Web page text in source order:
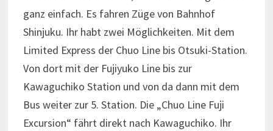
ganz einfach. Es fahren Züge von Bahnhof
Shinjuku. Ihr habt zwei Möglichkeiten. Mit dem
Limited Express der Chuo Line bis Otsuki-Station.
Von dort mit der Fujiyuko Line bis zur
Kawaguchiko Station und von da dann mit dem
Bus weiter zur 5. Station. Die „Chuo Line Fuji
Excursion“ fährt direkt nach Kawaguchiko. Ihr